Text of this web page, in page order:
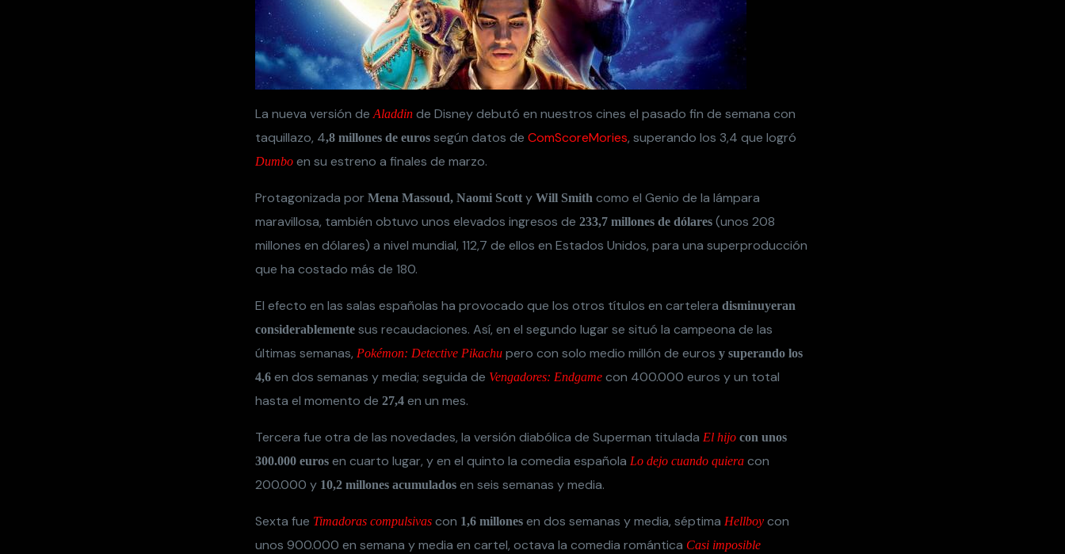
La nueva versión deAladdin de Disney debutó en nuestros cines el pasado fin de semana con
taquillazo, 4,8 millones de euros según datos de ComScoreMories, superando los 3,4 que logró
Dumbo en su estreno a finales de marzo.
Protagonizada por Mena Massoud, Naomi Scott y Will Smith como el Genio de la lámpara
maravillosa, también obtuvo unos elevados ingresos de 233,7 millones de dólares (unos 208
millones en dólares) a nivel mundial, 112,7 de ellos en Estados Unidos, para una superproducción
que ha costado más de 180.
El efecto en las salas españolas ha provocado que los otros títulos en cartelera disminuyeran
considerablemente sus recaudaciones. Así, en el segundo lugar se situó la campeona de las
últimas semanas, Pokémon: Detective Pikachu pero con solo medio millón de euros y superando los
4,6 en dos semanas y media; seguida de Vengadores: Endgame con 400.000 euros y un total
hasta el momento de 27,4 en un mes.
Tercera fue otra de las novedades, la versión diabólica de Superman titulada El hijo con unos
300.000 euros en cuarto lugar, y en el quinto la comedia española Lo dejo cuando quiera con
200.000 y 10,2 millones acumulados en seis semanas y media.
Sexta fue Timadoras compulsivas con 1,6 millones en dos semanas y media, séptima Hellboy con
unos 900.000 en semana y media en cartel, octava la comedia romántica Casi imposible